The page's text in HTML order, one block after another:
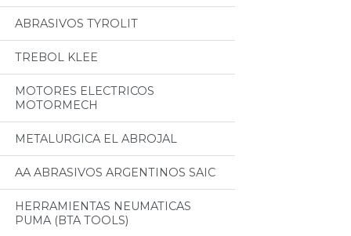
ABRASIVOS TYROLIT
TREBOL KLEE
MOTORES ELECTRICOS
MOTORMECH
METALURGICA EL ABROJAL
AA ABRASIVOS ARGENTINOS SAIC
HERRAMIENTAS NEUMATICAS
PUMA (BTA TOOLS)